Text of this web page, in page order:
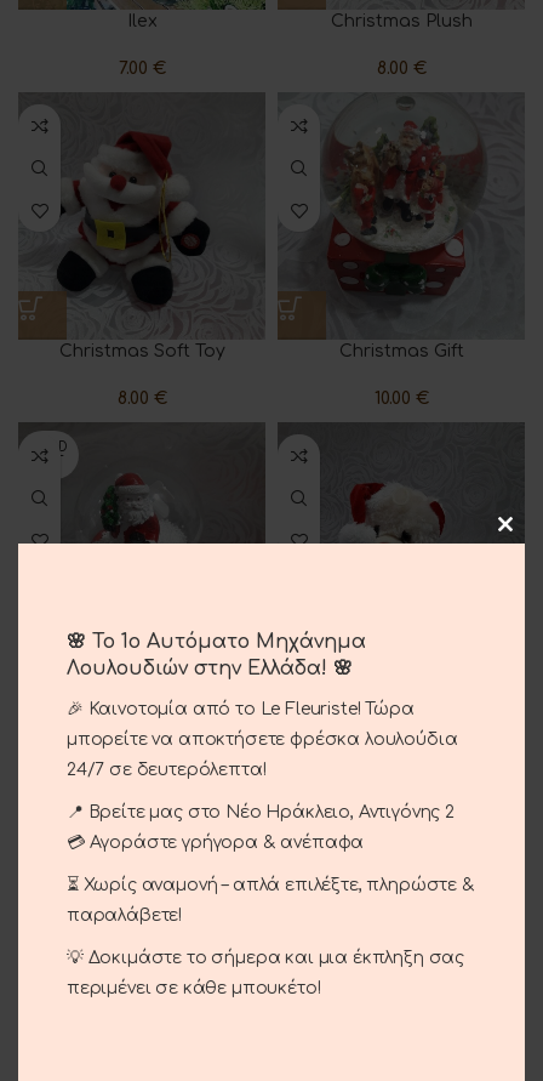
Ilex
7.00 €
Christmas Plush
8.00 €
Christmas Soft Toy
8.00 €
Christmas Gift
10.00 €
SOLD
OUT
10.00 12.00 €
🌸 Το 1ο Αυτόματο Μηχάνημα
Λουλουδιών στην Ελλάδα! 🌸
🎉 Καινοτομία από το Le Fleuriste! Τώρα
μπορείτε να αποκτήσετε φρέσκα λουλούδια
24/7 σε δευτερόλεπτα!
📍 Βρείτε μας στο Νέο Ηράκλειο, Αντιγόνης 2
💳 Αγοράστε γρήγορα & ανέπαφα
⏳ Χωρίς αναμονή – απλά επιλέξτε, πληρώστε &
παραλάβετε!
💡 Δοκιμάστε το σήμερα και μια έκπληξη σας
περιμένει σε κάθε μπουκέτο!